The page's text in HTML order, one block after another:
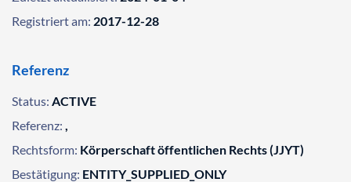
Registriert am: 2017-12-28
Referenz
Status: ACTIVE
Referenz: ,
Rechtsform: Körperschaft öffentlichen Rechts (JJYT)
Bestätigung: ENTITY_SUPPLIED_ONLY